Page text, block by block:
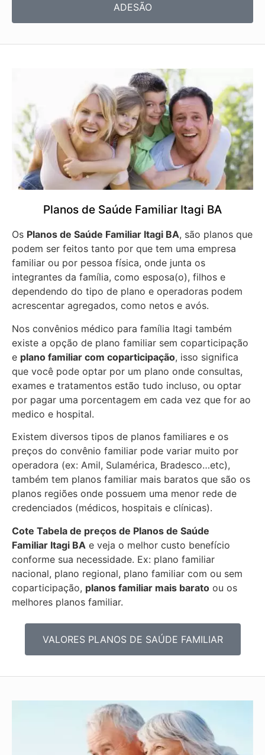
ADESÃO
Planos de Saúde Familiar Itagi BA
Os Planos de Saúde Familiar Itagi BA, são planos que
podem ser feitos tanto por que tem uma empresa
familiar ou por pessoa física, onde junta os
integrantes da família, como esposa(o), filhos e
dependendo do tipo de plano e operadoras podem
acrescentar agregados, como netos e avós.
Nos convênios médico para família Itagi também
existe a opção de plano familiar sem coparticipação
e plano familiar com coparticipação, isso significa
que você pode optar por um plano onde consultas,
exames e tratamentos estão tudo incluso, ou optar
por pagar uma porcentagem em cada vez que for ao
medico e hospital.
Existem diversos tipos de planos familiares e os
preços do convênio familiar pode variar muito por
operadora (ex: Amil, Sulamérica, Bradesco…etc),
também tem planos familiar mais baratos que são os
planos regiões onde possuem uma menor rede de
credenciados (médicos, hospitais e clínicas).
Cote Tabela de preços de Planos de Saúde
Familiar Itagi BA e veja o melhor custo benefício
conforme sua necessidade. Ex: plano familiar
nacional, plano regional, plano familiar com ou sem
coparticipação, planos familiar mais barato ou os
melhores planos familiar.
VALORES PLANOS DE SAÚDE FAMILIAR